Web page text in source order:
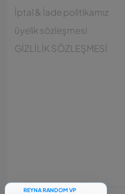
İptal & İade politikamız
üyelik sözleşmesi
GİZLİLİK SÖZLEŞMESİ
REYNA RANDOM VP